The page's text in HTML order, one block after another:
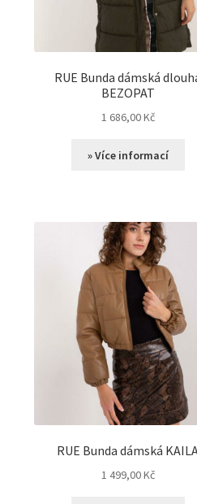
RUE Bunda dámská
BEZOPAT
1 686,00Kč
» Více informací
RUE Bunda dámská
1 499,00Kč